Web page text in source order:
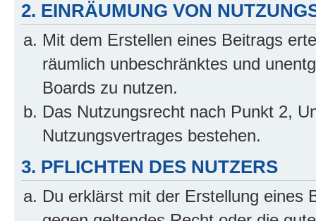
2. EINRÄUMUNG VON
Mit dem Erstellen eines Beitrags
räumlich unbeschränktes und
Boards zu nutzen.
Das Nutzungsrecht nach Punkt 2,
Nutzungsvertrages bestehen.
3. PFLICHTEN DES NUTZERS
Du erklärst mit der Erstellung eines